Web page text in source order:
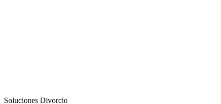
Soluciones Divorcio